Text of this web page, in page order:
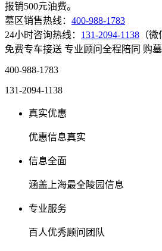
报销500元油费。
墓区销售热线： 400-988-1783
24小时咨询热线： 131-2094-1138 （微
免费专车接送 专业顾问全程陪同 购
400-988-1783
131-2094-1138
真实优惠
优惠信息真实
信息全面
涵盖上海最全陵园信息
专业服务
百人优秀顾问团队